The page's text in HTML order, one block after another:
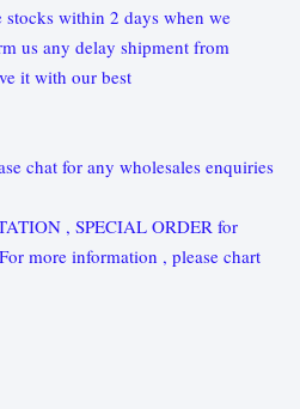
within 2 days when we
us any delay shipment from
it with our best
chat for any wholesales enquiries
, SPECIAL ORDER for
more information , please chart